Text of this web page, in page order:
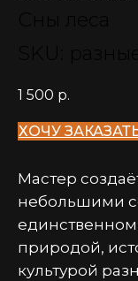
1 500 р.
ХОЧУ
Мастер
небольшими
единственном
природой,
культурой